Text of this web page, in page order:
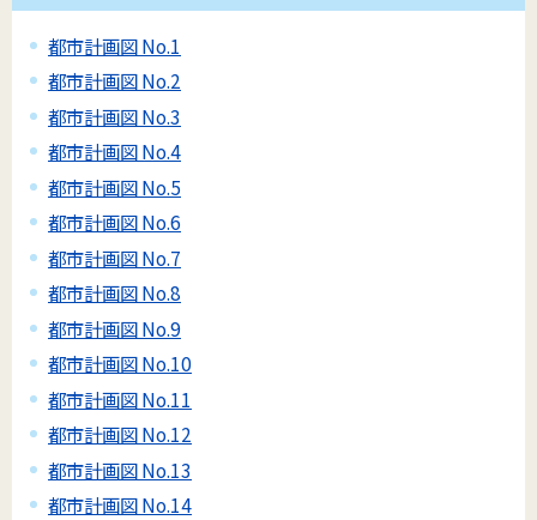
都市計画図 No.1
都市計画図 No.2
都市計画図 No.3
都市計画図 No.4
都市計画図 No.5
都市計画図 No.6
都市計画図 No.7
都市計画図 No.8
都市計画図 No.9
都市計画図 No.10
都市計画図 No.11
都市計画図 No.12
都市計画図 No.13
都市計画図 No.14